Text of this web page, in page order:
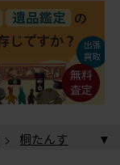
>
桐たんす